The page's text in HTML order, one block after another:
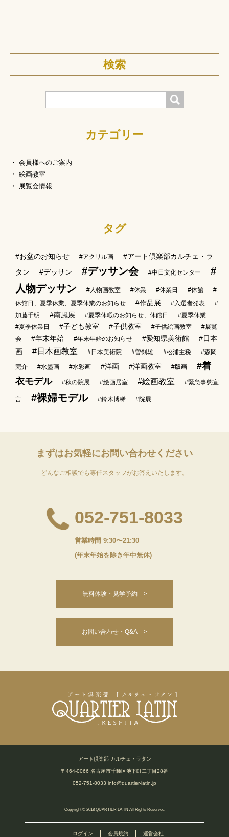
検索
検索
カテゴリー
会員様へのご案内
絵画教室
展覧会情報
タグ
#お盆のお知らせ #アクリル画
#アート倶楽部カルチェ・ラ
タン
#デッサン #デッサン会 #中日文化センター
#
人物デッサン
#人物画教室 #休業 #休業日 #休館
#
休館日、夏季休業、夏季休業のお知らせ
#作品展 #入選者発表
#
加藤千明
#南風展 #夏季休暇のお知らせ、休館日
#夏季休業
#夏季休業日
#子ども教室 #子供教室 #子供絵画教室
#展覧
会
#年末年始 #年末年始のお知らせ #愛知県美術館
#日本
画
#日本画教室 #日本美術院 #曽剣雄 #松浦主税 #森岡
完介 #水墨画 #水彩画 #洋画 #洋画教室 #版画
#着
衣モデル
#秋の院展 #絵画居室 #絵画教室 #緊急事態宣
言 #裸婦モデル #鈴木博稀 #院展
まずはお気軽にお問い合わせください
どんなご相談でも専任スタッフがお答えいたします。
052-751-8033
営業時間 9:30〜21:30
(年末年始を除き年中無休)
無料体験・見学予約 >
お問い合わせ・Q&A >
アート倶楽部 カルチェ・ラタン
〒464-0066 名古屋市千種区池下町二丁目28番
052-751-8033 info@quartier-latin.jp
ログイン 会員規約 運営会社
Copyright © 2018 QUARTIER LATIN All Rights Reserved.